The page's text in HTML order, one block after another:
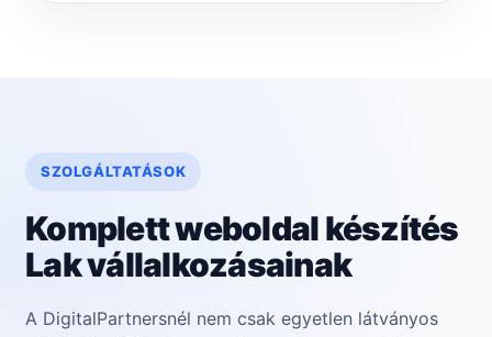
SZOLGÁLTATÁSOK
Komplett weboldal készítés
Lak vállalkozásainak
A DigitalPartnersnél nem csak egyetlen látványos